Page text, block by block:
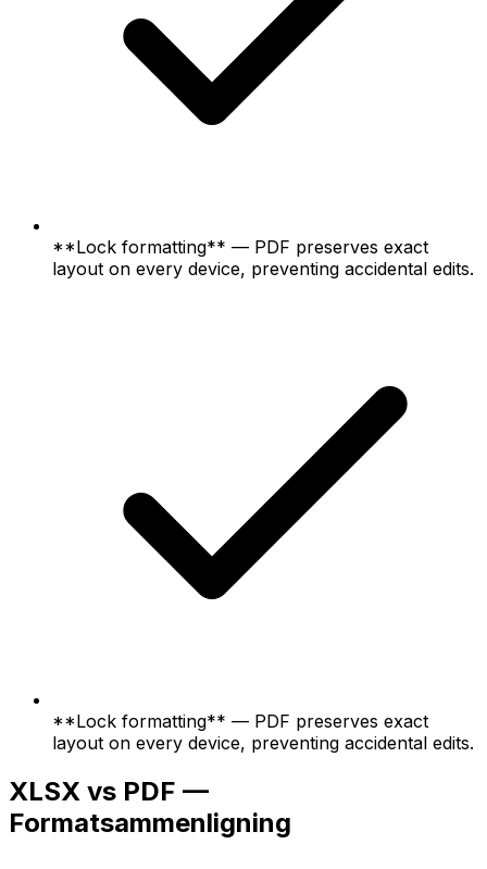
**Lock formatting** — PDF preserves exact
layout on every device, preventing accidental edits.
**Lock formatting** — PDF preserves exact
layout on every device, preventing accidental edits.
XLSX vs PDF —
Formatsammenligning